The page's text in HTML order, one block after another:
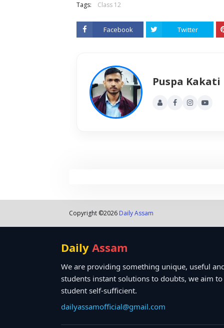
Tags: Class 12
Facebook Twitter
Puspa Kakati
Copyright ©2026 Daily Assam
Daily Assam
We are providing something unique, useful
students instant solutions to doubts, we aim
student self-sufficient.
dailyassamofficial@gmail.com